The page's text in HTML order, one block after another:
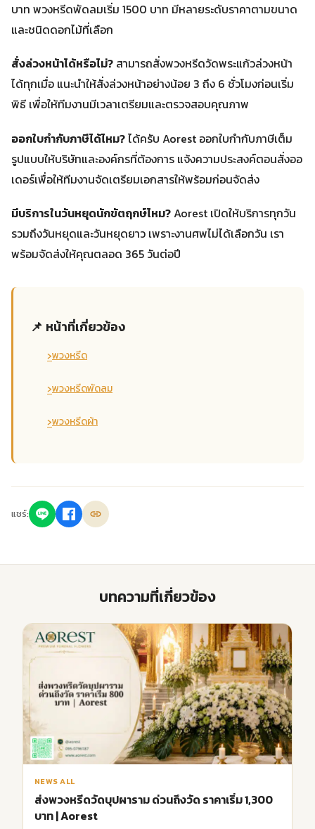
บาท พวงหรีดพัดลมเริ่ม 1500 บาท มีหลายระดับราคาตามขนาด
และชนิดดอกไม้ที่เลือก
สั่งล่วงหน้าได้หรือไม่? สามารถสั่งพวงหรีดวัดพระแก้วล่วงหน้า
ได้ทุกเมื่อ แนะนำให้สั่งล่วงหน้าอย่างน้อย 3 ถึง 6 ชั่วโมงก่อนเริ่ม
พิธี เพื่อให้ทีมงานมีเวลาเตรียมและตรวจสอบคุณภาพ
ออกใบกำกับภาษีได้ไหม?ได้ครับ Aorest ออกใบกำกับภาษีเต็ม
รูปแบบให้บริษัทและองค์กรที่ต้องการ แจ้งความประสงค์ตอนสั่งออ
เดอร์เพื่อให้ทีมงานจัดเตรียมเอกสารให้พร้อมก่อนจัดส่ง
มีบริการในวันหยุดนักขัตฤกษ์ไหม?Aorest เปิดให้บริการทุกวัน
รวมถึงวันหยุดและวันหยุดยาว เพราะงานศพไม่ได้เลือกวัน เรา
พร้อมจัดส่งให้คุณตลอด 365 วันต่อปี
📌 หน้าที่เกี่ยวข้อง
›พวงหรีด
›พวงหรีดพัดลม
›พวงหรีดผ้า
แชร์:
บทความที่เกี่ยวข้อง
NEWS ALL
ส่งพวงหรีดวัดบุปผาราม ด่วนถึงวัด ราคาเริ่ม 1,300
บาท | Aorest